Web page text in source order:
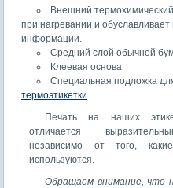
Внешний
при нагревании и
информации.
Средний слой обычной
Клеевая основа
Специальная подложка
термоэтикетки.
Печать на наших
отличается
независимо от того,
используются.
Обращаем внимание, что